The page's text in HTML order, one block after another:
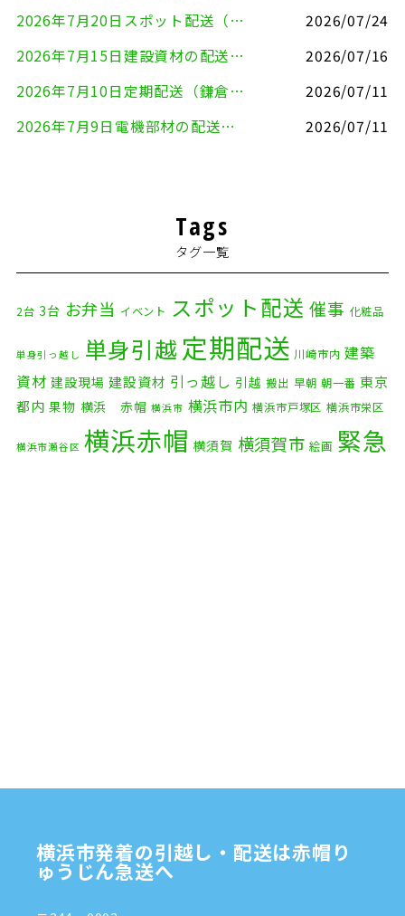
2026年7月20日スポット配送（横浜市金沢区⇒愛知県豊川市）
2026/07/24
2026年7月15日建設資材の配送（横浜市金沢区⇒横須賀市）
2026/07/16
2026年7月10日定期配送（鎌倉市⇔大田区）
2026/07/11
2026年7月9日電機部材の配送（横浜市戸塚区⇒品川区）
2026/07/11
Tags
タグ一覧
2台 3台 お弁当 イベント スポット配送 催事 化粧品
単身引っ越し 単身引越 定期配送 川崎市内 建築
資材 建設現場 建設資材 引っ越し 引越 搬出 早朝 朝一番 東京
都内 果物 横浜 赤帽 横浜市 横浜市内 横浜市戸塚区 横浜市栄区
横浜市瀬谷区 横浜赤帽 横須賀 横須賀市 絵画 緊急
横浜市発着の引越し・配送は赤帽り
ゅうじん急送へ